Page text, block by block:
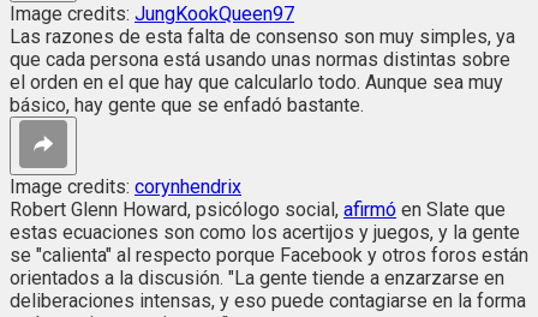
Image credits: JungKookQueen97
Las razones de esta falta de consenso son muy simples, ya
que cada persona está usando unas normas distintas sobre
el orden en el que hay que calcularlo todo. Aunque sea muy
básico, hay gente que se enfadó bastante.
Image credits: corynhendrix
Robert Glenn Howard, psicólogo social, afirmó en Slate que
estas ecuaciones son como los acertijos y juegos, y la gente
se "calienta" al respecto porque Facebook y otros foros están
orientados a la discusión. "La gente tiende a enzarzarse en
deliberaciones intensas, y eso puede contagiarse en la forma